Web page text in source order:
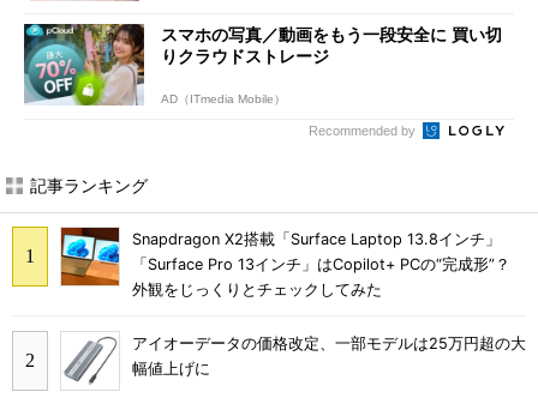
スマホの写真／動画をもう一段安全に 買い切
りクラウドストレージ
AD（ITmedia Mobile）
Recommended by
記事ランキング
Snapdragon X2搭載「Surface Laptop 13.8インチ」
「Surface Pro 13インチ」はCopilot+ PCの“完成形”？
外観をじっくりとチェックしてみた
アイオーデータの価格改定、一部モデルは25万円超の大
幅値上げに